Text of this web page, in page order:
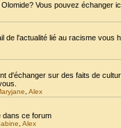
Vous pouvez échanger
de l'actualité lié au racisme
d'échanger sur des faits de
Alex
dans ce forum
Alex